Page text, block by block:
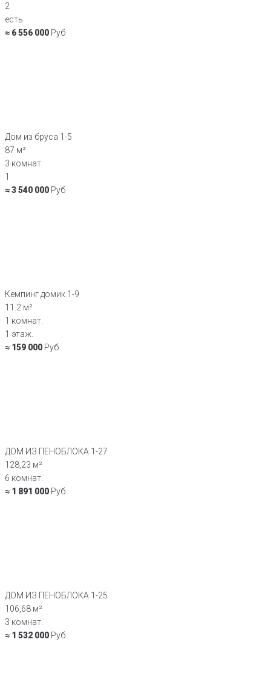
2
есть
≈ 6 556 000 Руб
Дом из бруса 1-5
87 м²
3 комнат.
1
≈ 3 540 000 Руб
Кемпинг домик 1-9
11.2 м²
1 комнат.
1 этаж.
≈ 159 000 Руб
ДОМ ИЗ ПЕНОБЛОКА 1-27
128,23 м²
6 комнат.
≈ 1 891 000 Руб
ДОМ ИЗ ПЕНОБЛОКА 1-25
106,68 м²
3 комнат.
≈ 1 532 000 Руб